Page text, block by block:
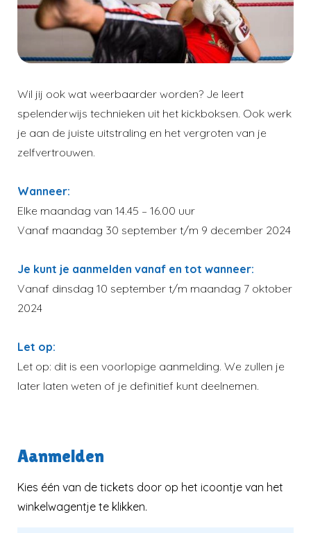
Wil jij ook wat weerbaarder worden? Je leert
spelenderwijs technieken uit het kickboksen. Ook werk
je aan de juiste uitstraling en het vergroten van je
zelfvertrouwen.
Wanneer:
Elke maandag van 14.45 – 16.00 uur
Vanaf maandag 30 september t/m 9 december 2024
Je kunt je aanmelden vanaf en tot wanneer:
Vanaf dinsdag 10 september t/m maandag 7 oktober
2024
Let op:
Let op: dit is een voorlopige aanmelding. We zullen je
later laten weten of je definitief kunt deelnemen.
Aanmelden
Kies één van de tickets door op het icoontje van het
winkelwagentje te klikken.